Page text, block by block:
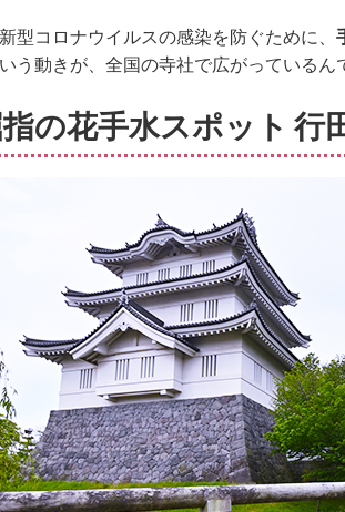
型コロナウイルスの感染を防ぐために、
う動きが、全国の寺社で広がっているん
の花手水スポット 行